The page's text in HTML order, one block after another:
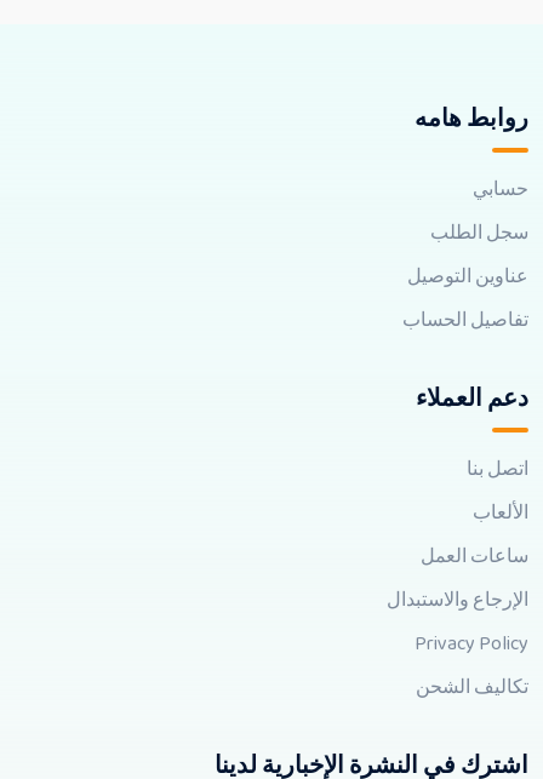
روابط هامه
حسابي
سجل الطلب
عناوين التوصيل
تفاصيل الحساب
دعم العملاء
اتصل بنا
الألعاب
ساعات العمل
الإرجاع والاستبدال
Privacy Policy
تكاليف الشحن
اشترك في النشرة الإخبارية لدينا